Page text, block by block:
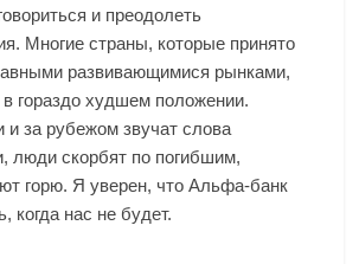
и преодолеть
Многие страны, которые принято
развивающимися рынками,
в гораздо худшем положении.
и за рубежом звучат слова
люди скорбят по погибшим,
горю. Я уверен, что Альфа-банк
когда нас не будет.